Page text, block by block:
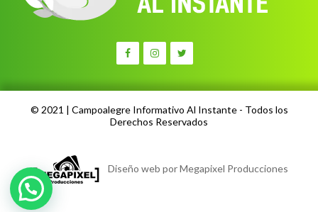
© 2021 | Campoalegre Informativo Al Instante - Todos los
Derechos Reservados
Diseño web por Megapixel Producciones